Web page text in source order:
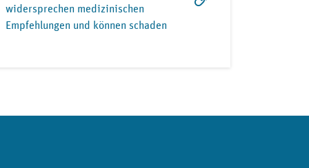
widersprechen medizinischen
Empfehlungen und können schaden